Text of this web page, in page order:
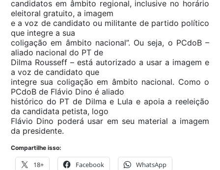
candidatos em âmbito regional, inclusive no horário
eleitoral gratuito, a imagem
e a voz de candidato ou militante de partido político
que integre a sua
coligação em âmbito nacional”. Ou seja, o PCdoB –
aliado nacional do PT de
Dilma Rousseff – está autorizado a usar a imagem e
a voz de candidato que
integre sua coligação em âmbito nacional. Como o
PCdoB de Flávio Dino é aliado
histórico do PT de Dilma e Lula e apoia a reeleição
da candidata petista, logo
Flávio Dino poderá usar em seu material a imagem
da presidente.
Compartilhe isso:
18+ Facebook WhatsApp